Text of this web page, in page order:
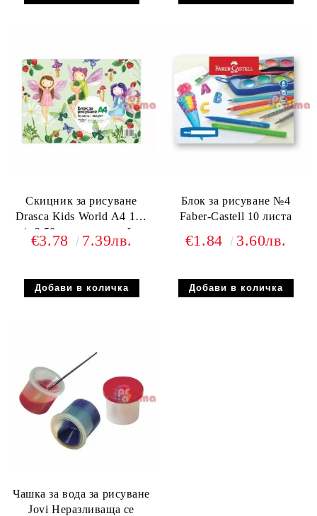
Скицник за рисуване
Drasca Kids World А4 140
g/m2 50 листа лепен Феи
€3.78 7.39лв.
Блок за рисуване №4
Faber-Castell 10 листа
€1.84 3.60лв.
Чашка за вода за рисуване
Jovi Неразливаща се